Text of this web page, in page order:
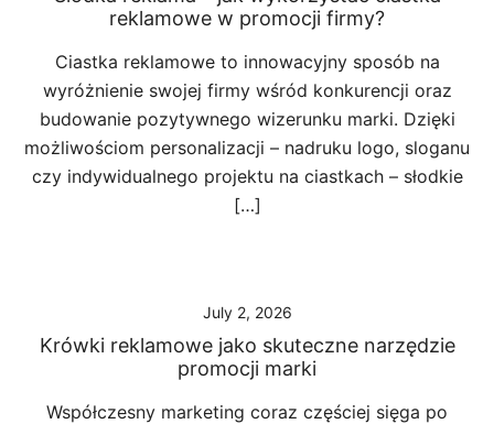
reklamowe w promocji firmy?
Ciastka reklamowe to innowacyjny sposób na
wyróżnienie swojej firmy wśród konkurencji oraz
budowanie pozytywnego wizerunku marki. Dzięki
możliwościom personalizacji – nadruku logo, sloganu
czy indywidualnego projektu na ciastkach – słodkie
[…]
July 2, 2026
Krówki reklamowe jako skuteczne narzędzie
promocji marki
Współczesny marketing coraz częściej sięga po